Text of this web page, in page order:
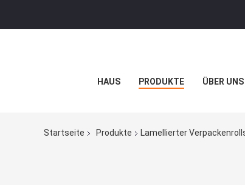
HAUS PRODUKTE ÜBER UNS
Startseite Produkte Lamellierter